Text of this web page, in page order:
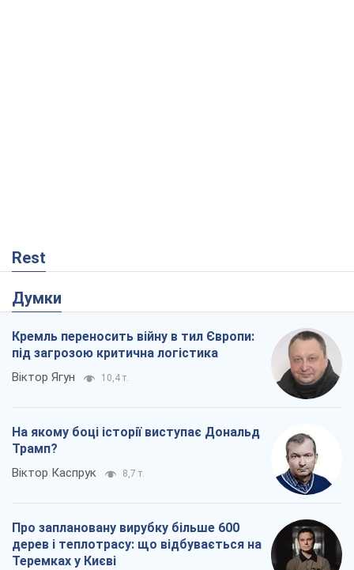
Rest
Думки
Кремль переносить війну в тил Європи:
під загрозою критична логістика
Віктор Ягун 10,4 т.
На якому боці історії виступає Дональд
Трамп?
Віктор Каспрук 8,7 т.
Про заплановану вирубку більше 600
дерев і теплотрасу: що відбувається на
Теремках у Києві